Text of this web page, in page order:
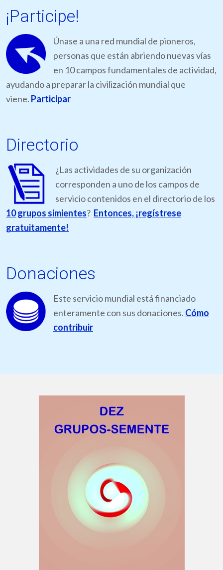
¡Participe!
Únase a una red mundial de pioneros,
personas que están abriendo nuevas vías
en 10 campos fundamentales de actividad,
ayudando a preparar la civilización mundial que
viene. Participar
Directorio
¿Las actividades de su organización
corresponden a uno de los campos de
servicio contenidos en el directorio de los
10 grupos simientes? Entonces, ¡regístrese
gratuitamente!
Donaciones
Este servicio mundial está financiado
enteramente con sus donaciones. Cómo
contribuir